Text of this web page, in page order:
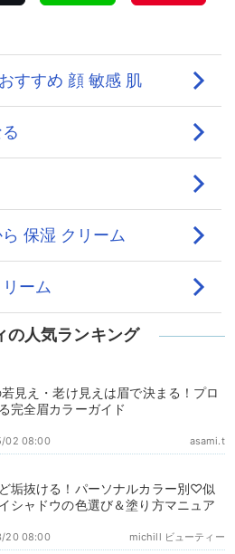
の人気ランキング
見え・老け見えは眉で決まる！プロ
完全眉カラーガイド
asami.t
02 08:00
垢抜ける！パーソナルカラー別♡似
シャドウの色選び＆塗り方マニュア
michill ビューティー
20 08:00